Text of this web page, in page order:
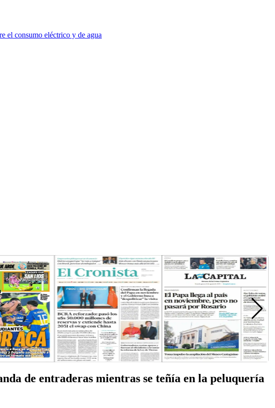
el consumo eléctrico y de agua
de entraderas mientras se teñía en la peluquería